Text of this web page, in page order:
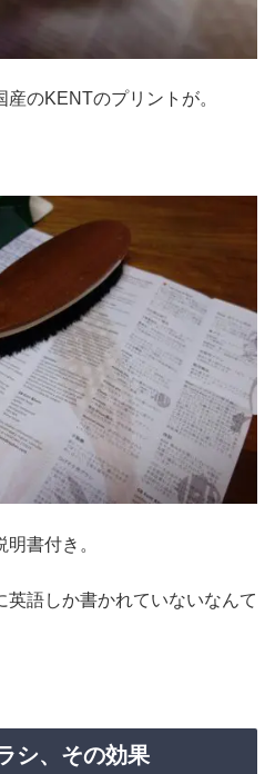
のKENTのプリントが。
書付き。
語しか書かれていないなんて
シ、その効果